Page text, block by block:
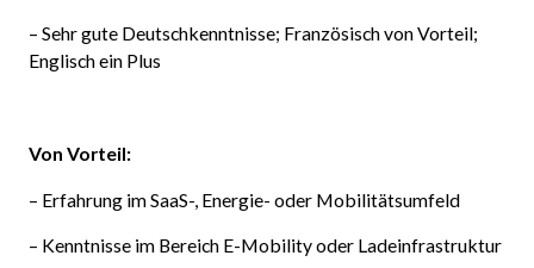
– Sehr gute Deutschkenntnisse; Französisch von Vorteil;
Englisch ein Plus
Von Vorteil:
– Erfahrung im SaaS-, Energie- oder Mobilitätsumfeld
– Kenntnisse im Bereich E-Mobility oder Ladeinfrastruktur